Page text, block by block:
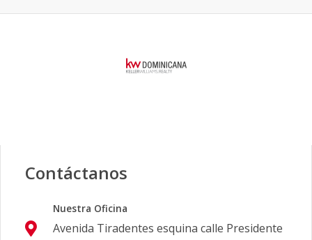
Contáctanos
Nuestra Oficina
Avenida Tiradentes esquina calle Presidente